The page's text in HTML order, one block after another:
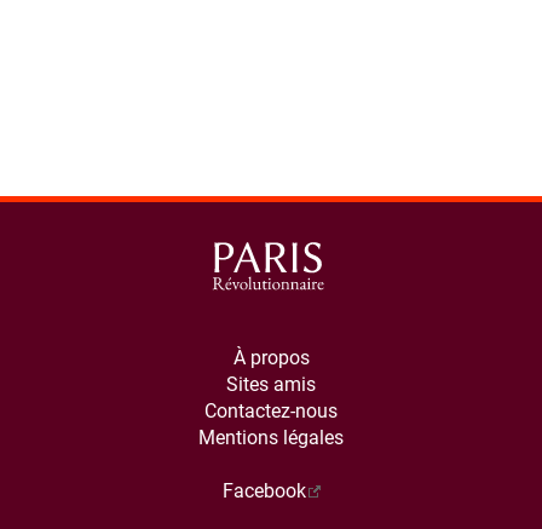
À propos
Sites amis
Contactez-nous
Mentions légales
Facebook